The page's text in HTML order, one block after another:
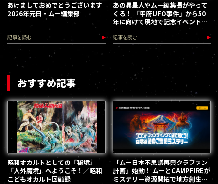
あけましておめでとうございます
2026年元日・ムー編集部
記事を読む
あの異星人やムー編集長がやって
くる！ 「甲府UFO事件」から50
年に向けて現地で記念イベント開
催決定（2024.6.22）
記事を読む
おすすめ記事
昭和オカルトとしての「秘境」
「人外魔境」へようこそ！／昭和
こどもオカルト回顧録
「ムー日本不思議再興クラファン
計画」始動！ ムーとCAMPFIREが
ミステリー資源開拓で地方創生を